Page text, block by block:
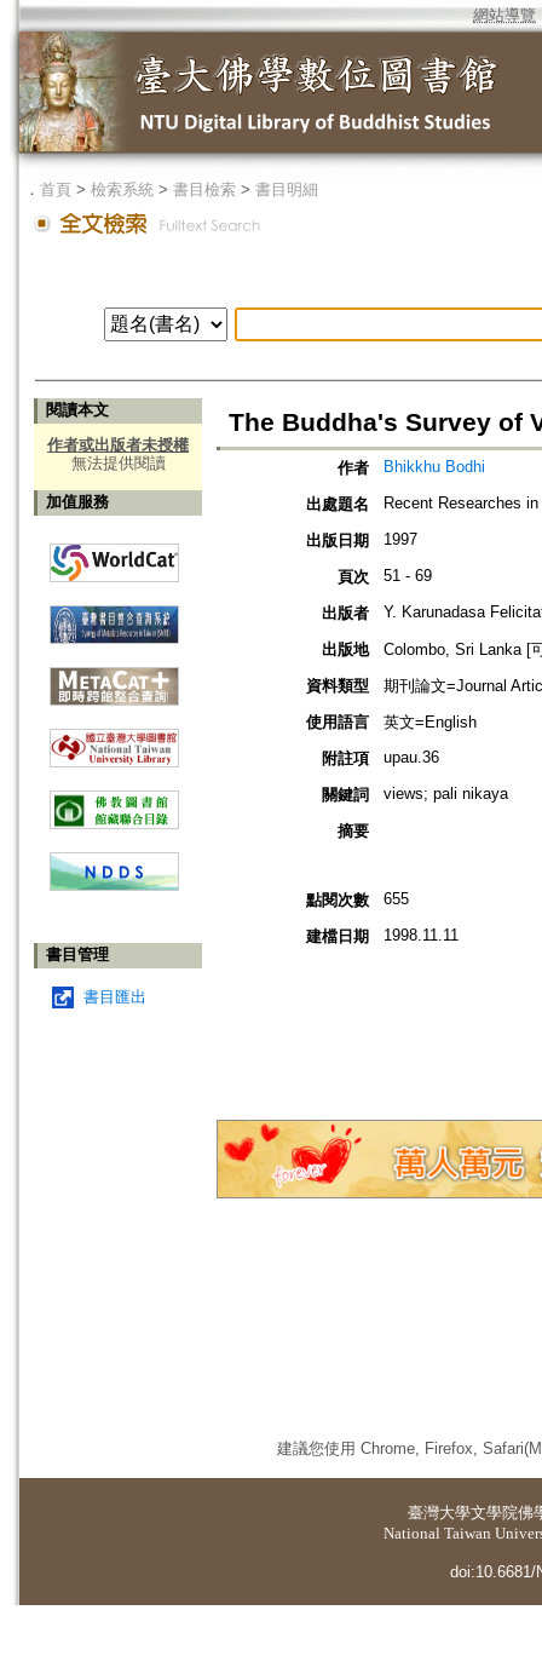
網站導覽
． 首頁 > 檢索系統 > 書目檢索 > 書目明細
閱讀本文
作者或出版者未授權
無法提供閱讀
加值服務
書目管理
書目匯出
The Buddha's Survey of
作者 Bhikkhu Bodhi
出處題名 Recent Researches
出版日期 1997
頁次 51 - 69
出版者 Y. Karunadasa
出版地
Colombo, Sri Lanka [
資料類型
期刊論文=Journal
使用語言
英文=English
附註項
upau.36
關鍵詞 views; pali nikaya
摘要
點閱次數 655
建檔日期 1998.11.11
建議您使用 Chrome, Firefox,
臺灣大學文學院佛
National Taiwan
doi:10.6681/